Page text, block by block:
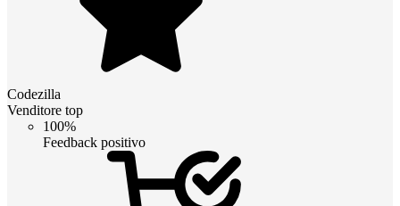
Codezilla
Venditore top
100%
Feedback positivo